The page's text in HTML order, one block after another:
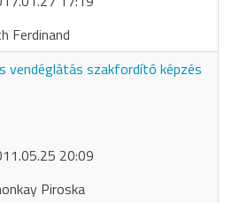
Ferdinand
vendéglátás szakfordító képzés
20:09
Piroska